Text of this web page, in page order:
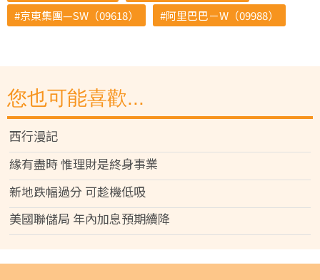
京東集團—SW（09618）
阿里巴巴－W（09988）
您也可能喜歡...
西行漫記
緣有盡時 惟理財是終身事業
新地跌幅過分 可趁機低吸
美國聯儲局 年內加息預期續降